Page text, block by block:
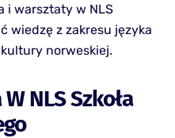
i warsztaty w NLS
wiedzę z zakresu języka
norweskiej.
NLS Szkoła